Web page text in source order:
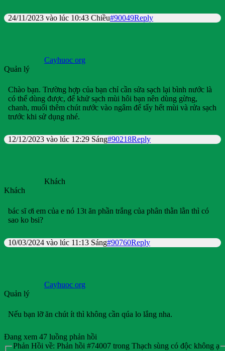
24/11/2023 vào lúc 10:43 Chiều#90049Reply
Cayhuoc org
Quản lý
Chào bạn. Trường hợp của bạn chỉ cần sửa sạch lại bình nước là
có thể dùng được, để khử sạch mùi hôi bạn nên dùng gừng,
chanh, muối thêm chút nước vào ngâm để tẩy hết mùi và rửa sạch
trước khi sử dụng nhé.
12/12/2023 vào lúc 12:29 Sáng#90218Reply
Khách
Khách
bác sĩ ơi em của e nó 13t ăn phần trắng của phân thằn lằn thì có
sao ko bsi?
10/03/2024 vào lúc 11:13 Sáng#90760Reply
Cayhuoc org
Quản lý
Nếu bạn lỡ ăn chút ít thì không cần qúa lo lắng nha.
Đang xem 47 luồng phản hồi
Phản Hồi về: Phản hồi #74007 trong Thạch sùng có độc không ạ